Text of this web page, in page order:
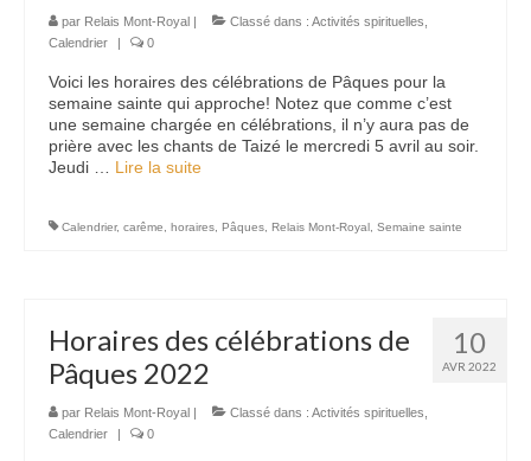
par Relais Mont-Royal | Classé dans : Activités spirituelles
Calendrier
| 0
Voici les horaires des célébrations de Pâques pour la
semaine sainte qui approche! Notez que comme c’est
une semaine chargée en célébrations, il n’y aura pas de
prière avec les chants de Taizé le mercredi 5 avril au soir.
Jeudi … Lire la suite­­
Calendrier, carême horaires Pâques Relais Mont-Royal Semaine sainte
10
AVR 2022
Horaires des célébrations de
Pâques 2022
par Relais Mont-Royal | Classé dans : Activités spirituelles
Calendrier
| 0